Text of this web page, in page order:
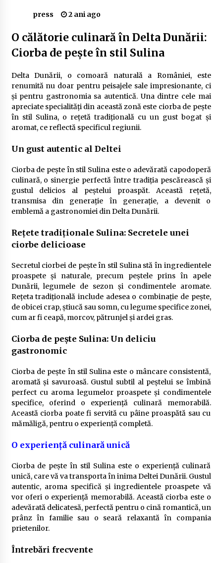
2 ani ago
în România (2024)
Cum să alegi firul de pescuit perfect pentru
crap: Ghid complet pentru pescari
2 ani ago
Uloga lokalne ekonomije u razvoju zajednice
2 ani ago
Cotele Dunării: Monitorizare și Prognoze
Hidrologice prin DanubeAlert.com
2 ani ago
press 2 ani ago
O călătorie culinară în Delta Dunării:
Ciorba de pește în stil Sulina
Delta Dunării, o comoară naturală a României, este
renumită nu doar pentru peisajele sale impresionante, ci
și pentru gastronomia sa autentică. Una dintre cele mai
apreciate specialități din această zonă este ciorba de pește
în stil Sulina, o rețetă tradițională cu un gust bogat și
aromat, ce reflectă specificul regiunii.
Un gust autentic al Deltei
Ciorba de pește în stil Sulina este o adevărată capodoperă
culinară, o sinergie perfectă între tradiția pescărească și
gustul delicios al peștelui proaspăt. Această rețetă,
transmisa din generație în generație, a devenit o
emblemă a gastronomiei din Delta Dunării.
Rețete tradiționale Sulina: Secretele unei
ciorbe delicioase
Secretul ciorbei de pește în stil Sulina stă în ingredientele
proaspete și naturale, precum peștele prins în apele
Dunării, legumele de sezon și condimentele aromate.
Rețeta tradițională include adesea o combinație de pește,
de obicei crap, știucă sau somn, cu legume specifice zonei,
cum ar fi ceapă, morcov, pătrunjel și ardei gras.
Ciorba de pește Sulina: Un deliciu
gastronomic
Ciorba de pește în stil Sulina este o mâncare consistentă,
aromată și savuroasă. Gustul subtil al peștelui se îmbină
perfect cu aroma legumelor proaspete și condimentele
specifice, oferind o experiență culinară memorabilă.
Această ciorba poate fi servită cu pâine proaspătă sau cu
mămăligă, pentru o experiență completă.
O experiență culinară unică
Ciorba de pește în stil Sulina este o experiență culinară
unică, care vă va transporta în inima Deltei Dunării. Gustul
autentic, aroma specifică și ingredientele proaspete vă
vor oferi o experiență memorabilă. Această ciorba este o
adevărată delicatesă, perfectă pentru o cină romantică, un
prânz în familie sau o seară relaxantă în compania
prietenilor.
Întrebări frecvente